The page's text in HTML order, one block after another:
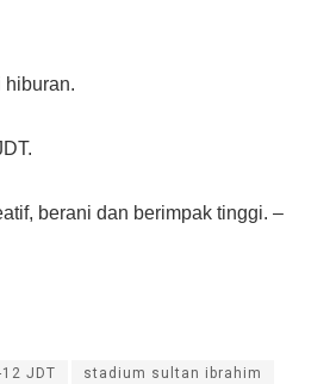
hiburan.
berani dan berimpak tinggi. –
JDT stadium sultan ibrahim